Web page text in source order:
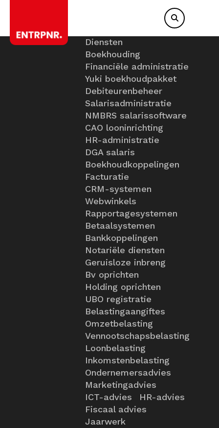
Diensten
Boekhouding
Financiële administratie
Yuki boekhoudpakket
Debiteurenbeheer
Salarisadministratie
NMBRS salarissoftware
CAO looninrichting
HR-administratie
DGA salaris
Boekhoudkoppelingen
Facturatie
CRM-systemen
Webwinkels
Rapportagesystemen
Betaalsystemen
Bankkoppelingen
Notariële diensten
Geruisloze inbreng
Bv oprichten
Holding oprichten
UBO registratie
Belastingaangiftes
Omzetbelasting
Vennootschapsbelasting
Loonbelasting
Inkomstenbelasting
Ondernemersadvies
Marketingadvies
ICT-advies
HR-advies
Fiscaal advies
Jaarwerk